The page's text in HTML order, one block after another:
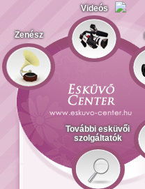
Zenész
Videós
További esküvői
szolgáltatók